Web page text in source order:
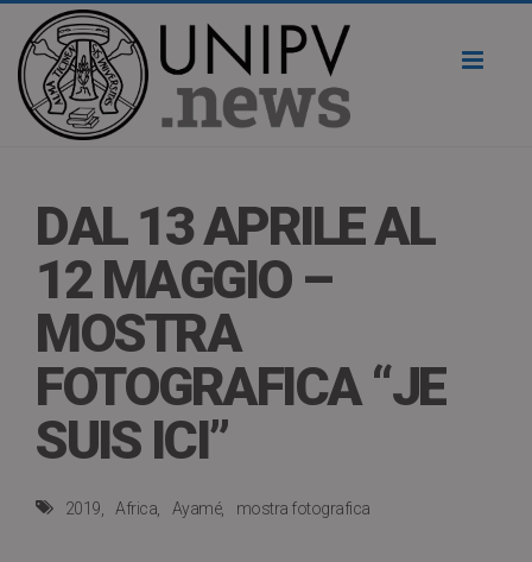
DAL 13 APRILE AL
12 MAGGIO –
MOSTRA
FOTOGRAFICA “JE
SUIS ICI”
2019 Africa Ayamé mostra fotografica